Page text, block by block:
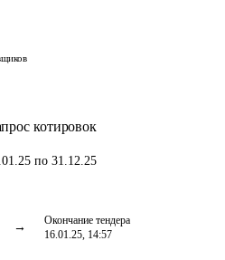
котировок
по 31.12.25
Окончание тендера
16.01.25, 14:57